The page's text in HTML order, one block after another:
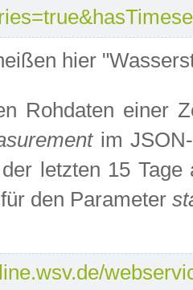
hier
Rohdaten einer
im JSON-
letzten 15
den Parameter